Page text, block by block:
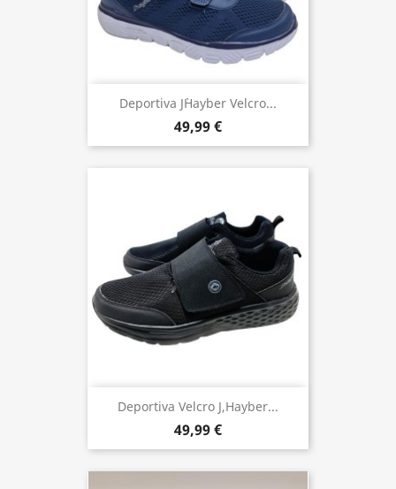
Deportiva J`Hayber Velcro...
49,99 €
Deportiva Velcro J,hayber...
49,99 €